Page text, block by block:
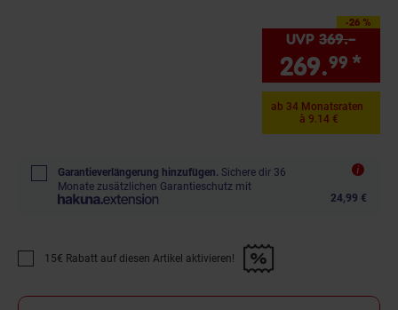
-26 %
Sie Sparen 26 Prozent,
UVP369.–UVP
269.99 *
ab 34 Monatsraten
à 9.14 €
Garantieverlängerung hinzufügen. Sichere dir 36
Monate zusätzlichen Garantieschutz mit
24,99 €
Promotion "15€ Rabatt auf diesen Artikel aktivieren!" anwenden
15€ Rabatt auf diesen Artikel aktivieren!